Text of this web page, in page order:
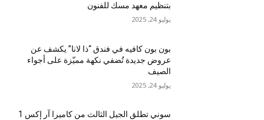
بتنظيم معهد مسك للفنون
يوليو 24, 2025
بون بون كافيه في فندق “ذا لانا” يكشف عن
عروض جديدة تُضفي نكهة مميّزة على أجواء
الصيف
يوليو 24, 2025
سوني تطلق الجيل الثالث من كاميرا آر إكس 1